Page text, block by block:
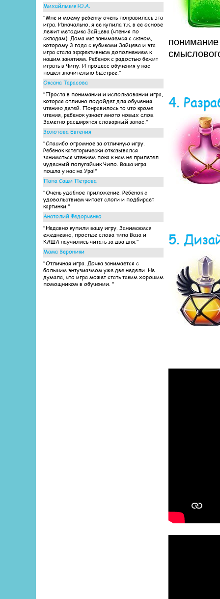
Михайльчик Ю.А.
"Мне и моему ребенку очень понравилась эта
игра. Изначально, я ее купила т.к. в ее основе
лежит методика Зайцева (чтения по
складам). Дома мы занимаемся с сыном,
которому 3 года с кубиками Зайцева и эта
игра стала эффективным дополнением к
нашим занятиям. Ребенок с радостью бежит
играть в Чипу. И процесс обучения у нас
пошел значительно быстрее."
Оксана Тарасова
"Проста в понимании и использовании игра,
которая отлично подойдет для обучения
чтению детей. Понравилось то что кроме
чтения, ребенок узнает много новых слов.
Заметно расширятся словарный запас."
Золотова Евгения
"Спасибо огромное за отличную игру.
Ребенок категорически отказывался
заниматься чтением пока к нам не прилетел
чудесный попугайчик Чипо. Ваша игра
пошла у нас на Ура!"
Папа Саши Петрова
"Очень удобное приложение. Ребенок с
удовольствием читает слоги и подбирает
картинки."
Анатолий Федорченко
"Недавно купили вашу игру. Занимаемся
ежедневно, простые слова типа Ваза и
КАША научились читать за два дня."
Мама Вероники
"Отличная игра. Дочка занимается с
большим энтузиазмом уже две недели. Не
думала, что игра может стать таким хорошим
помощником в обучении. "
4.
5.